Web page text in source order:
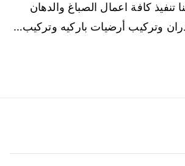
تنفيذ كافة اعمال الصباغ والدهان
وتركيب أرضيات باركيه وتركيب…